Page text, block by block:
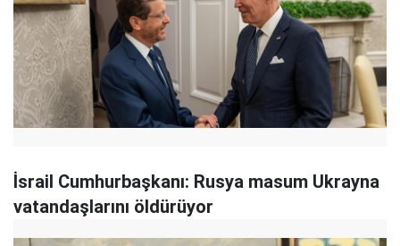
İsrail Cumhurbaşkanı: Rusya masum Ukrayna
vatandaşlarını öldürüyor